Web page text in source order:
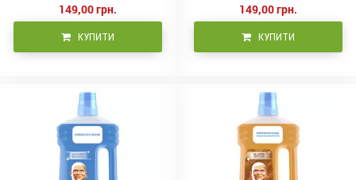
149,00 грн.
КУПИТИ
149,00 грн.
КУПИТИ